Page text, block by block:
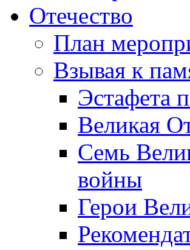
Отечество
План
Взывая к
Эcтафета
Великая
Семь
войны
Герои